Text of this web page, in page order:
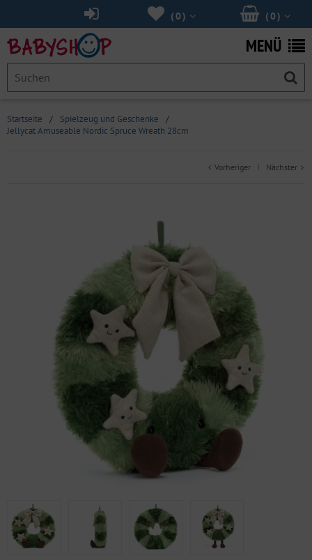
(0 )
(0 )
MENÜ
Startseite / Spielzeug und Geschenke
/
Jellycat Amuseable Nordic Spruce Wreath 28cm
Vorheriger | Nächster